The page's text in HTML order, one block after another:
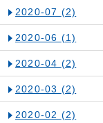
2020-07 (2)
2020-06 (1)
2020-04 (2)
2020-03 (2)
2020-02 (2)